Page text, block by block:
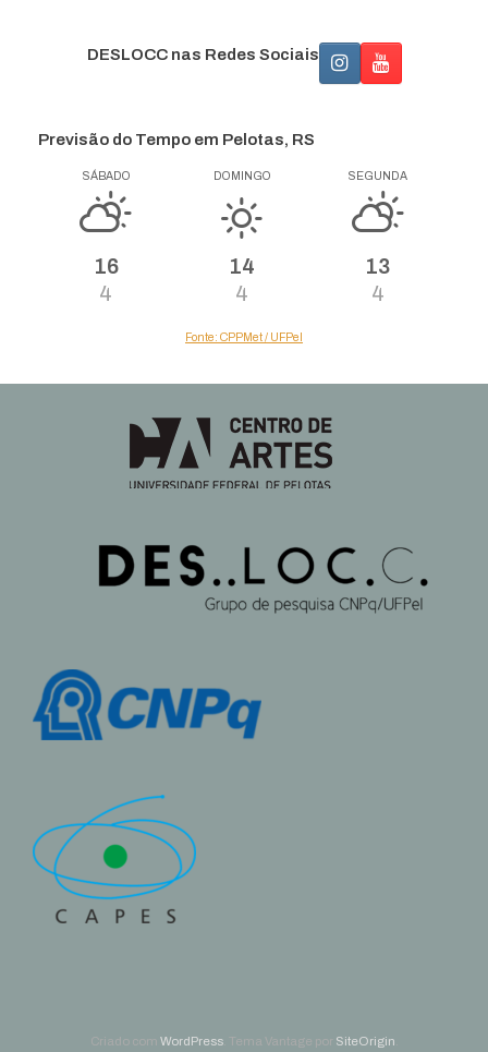
DESLOCC nas Redes Sociais
Previsão do Tempo em Pelotas, RS
SÁBADO
16
4
DOMINGO
14
4
SEGUNDA
13
4
Fonte: CPPMet / UFPel
Criado com WordPress. Tema Vantage por SiteOrigin